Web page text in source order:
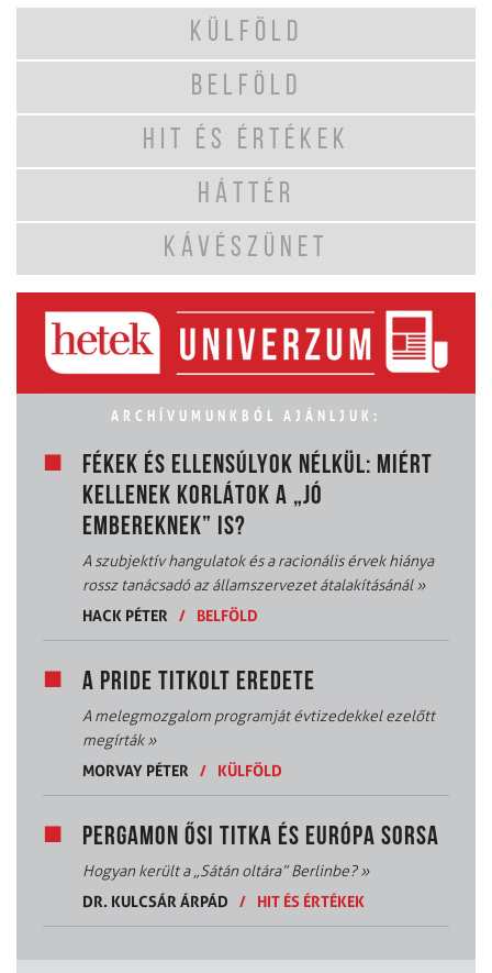
KÜLFÖLD
BELFÖLD
HIT ÉS ÉRTÉKEK
HÁTTÉR
KÁVÉSZÜNET
ARCHÍVUMUNKBÓL AJÁNLJUK:
FÉKEK ÉS ELLENSÚLYOK NÉLKÜL: MIÉRT
KELLENEK KORLÁTOK A „JÓ
EMBEREKNEK” IS?
A szubjektív hangulatok és a racionális érvek hiánya
rossz tanácsadó az államszervezet átalakításánál»
HACK PÉTER
/ BELFÖLD
A PRIDE TITKOLT EREDETE
A melegmozgalom programját évtizedekkel ezelőtt
megírták»
MORVAY PÉTER
/ KÜLFÖLD
PERGAMON ŐSI TITKA ÉS EURÓPA SORSA
Hogyan került a „Sátán oltára” Berlinbe?»
DR. KULCSÁR ÁRPÁD
/ HIT ÉS ÉRTÉKEK